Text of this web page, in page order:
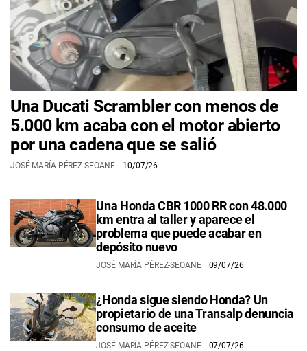
Una Ducati Scrambler con menos de
5.000 km acaba con el motor abierto
por una cadena que se salió
JOSÉ MARÍA PÉREZ-SEOANE 10/07/26
Una Honda CBR 1000 RR con 48.000
km entra al taller y aparece el
problema que puede acabar en
depósito nuevo
JOSÉ MARÍA PÉREZ-SEOANE 09/07/26
¿Honda sigue siendo Honda? Un
propietario de una Transalp denuncia
consumo de aceite
JOSÉ MARÍA PÉREZ-SEOANE 07/07/26